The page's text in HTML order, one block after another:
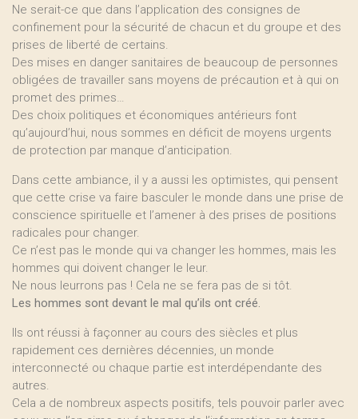
Ne serait-ce que dans l’application des consignes de
confinement pour la sécurité de chacun et du groupe et des
prises de liberté de certains.
Des mises en danger sanitaires de beaucoup de personnes
obligées de travailler sans moyens de précaution et à qui on
promet des primes…
Des choix politiques et économiques antérieurs font
qu’aujourd’hui, nous sommes en déficit de moyens urgents
de protection par manque d’anticipation.
Dans cette ambiance, il y a aussi les optimistes, qui pensent
que cette crise va faire basculer le monde dans une prise de
conscience spirituelle et l’amener à des prises de positions
radicales pour changer.
Ce n’est pas le monde qui va changer les hommes, mais les
hommes qui doivent changer le leur.
Ne nous leurrons pas ! Cela ne se fera pas de si tôt.
Les hommes sont devant le mal qu’ils ont créé.
Ils ont réussi à façonner au cours des siècles et plus
rapidement ces dernières décennies, un monde
interconnecté ou chaque partie est interdépendante des
autres.
Cela a de nombreux aspects positifs, tels pouvoir parler avec